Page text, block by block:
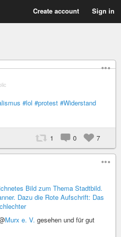
Create account Sign in
#lol #protest #Widerstand
1 0 7
Murx e. V. gesehen und für gut